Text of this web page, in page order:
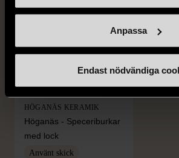
Anpassa
Endast nödvändiga
HÖGANÄS KERAMIK
Höganäs - Speceriburkar
med lock
Använt skick